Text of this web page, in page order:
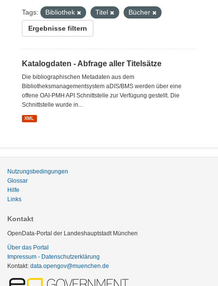
Tags: Bibliothek Titel Bücher
Ergebnisse filtern
Katalogdaten - Abfrage aller Titelsätze
Die bibliographischen Metadaten aus dem
Bibliotheksmanagementsystem aDIS/BMS werden über eine
offene OAI-PMH API Schnittstelle zur Verfügung gestellt. Die
Schnittstelle wurde in...
XML
Nutzungsbedingungen
Glossar
Hilfe
Links
Kontakt
OpenData-Portal der Landeshauptstadt München
Über das Portal
Impressum - Datenschutzerklärung
Kontakt: data.opengov@muenchen.de